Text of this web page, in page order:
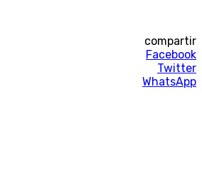
compartir
Facebook
Twitter
WhatsApp